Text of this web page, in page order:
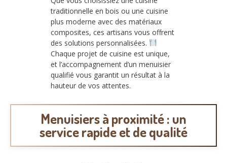
traditionnelle en bois ou une cuisine
plus moderne avec des matériaux
composites, ces artisans vous offrent
des solutions personnalisées.
Chaque projet de cuisine est unique,
et l’accompagnement d’un menuisier
qualifié vous garantit un résultat à la
hauteur de vos attentes.
Menuisiers à proximité : un
service rapide et de qualité